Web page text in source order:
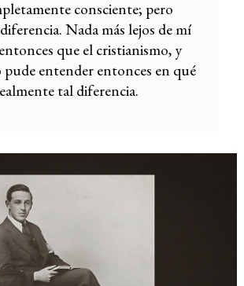
consciente; pero
Nada más lejos de mí
que el cristianismo, y
pude entender entonces en qué
tal diferencia.